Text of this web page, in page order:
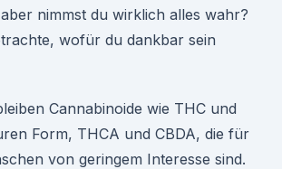
nimmst du wirklich alles wahr?
wofür du dankbar sein
Cannabinoide wie THC und
Form, THCA und CBDA, die für
von geringem Interesse sind.